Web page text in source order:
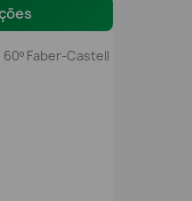
Faber-Castell